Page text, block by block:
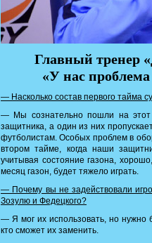
Главный тренер
«У нас
— Насколько состав первого тайма
— Мы сознательно пошли на
защитника, а один из них
футболистам. Особых проблем в
втором тайме, когда наши
учитывая состояние газона,
месяц газон, будет тяжело играть.
— Почему вы не задействовали
Зозулю и Федецкого?
— Я мог их использовать, но нужно
кто сможет их заменить.